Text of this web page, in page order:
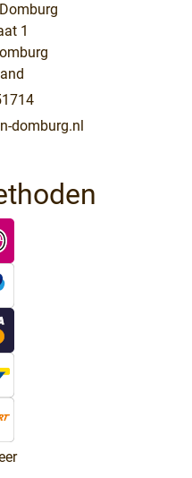
1
domburg.nl